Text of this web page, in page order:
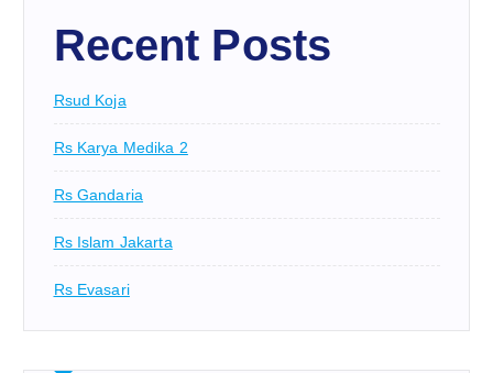
Recent Posts
Rsud Koja
Rs Karya Medika 2
Rs Gandaria
Rs Islam Jakarta
Rs Evasari